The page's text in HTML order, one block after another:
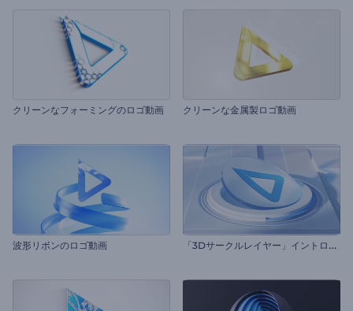
クリーンなフォーミングのロゴ動画 クリーンな金属製ロゴ動画
波形リボンのロゴ動画 「
3Dサークルレイヤー」イントロ動画